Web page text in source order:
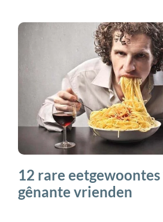
12 rare eetgewoontes
gênante vrienden